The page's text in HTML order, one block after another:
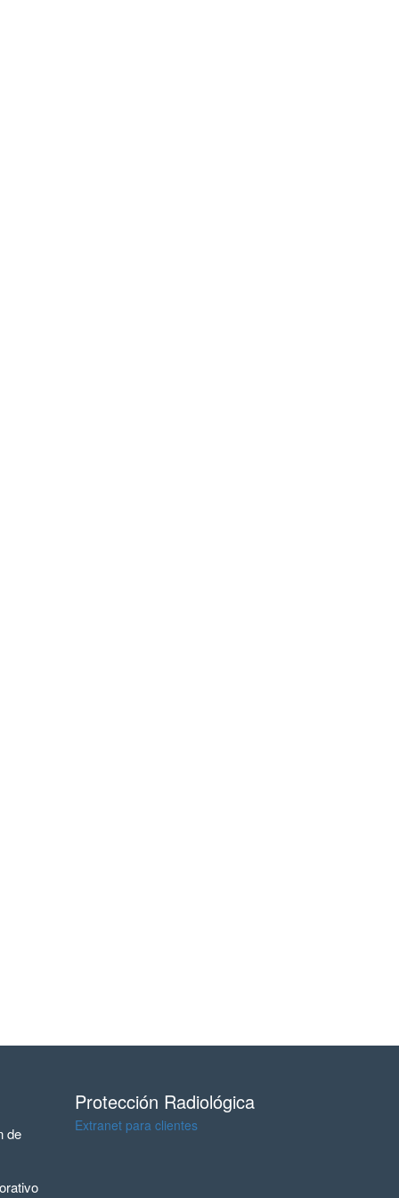
de
Protección Radiológica
Extranet para clientes